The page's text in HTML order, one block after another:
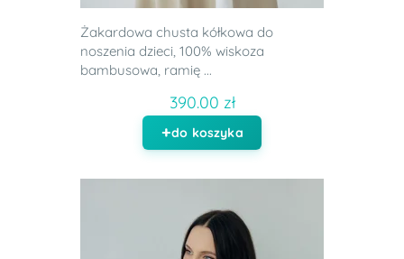
Żakardowa chusta kółkowa do
noszenia dzieci, 100% wiskoza
bambusowa, ramię ...
390.00 zł
do koszyka